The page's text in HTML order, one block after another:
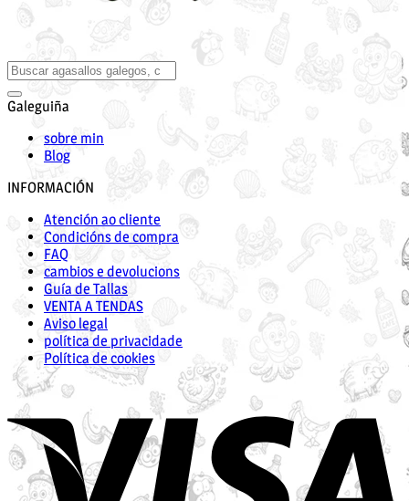
Galeguiña
sobre min
Blog
INFORMACIÓN
Atención ao cliente
Condicións de compra
FAQ
cambios e devolucions
Guía de Tallas
VENTA A TENDAS
Aviso legal
política de privacidade
Política de cookies